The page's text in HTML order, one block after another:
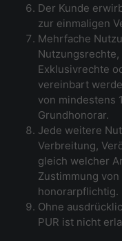
Der Kunde
zur einmaligen
Mehrfache
Exklusivrechte
vereinbart
von mindestens
Grundhonorar.
Jede weitere
Verbreitung,
gleich welcher
Zustimmung
honorarpflichtig.
Ohne
PUR ist nicht